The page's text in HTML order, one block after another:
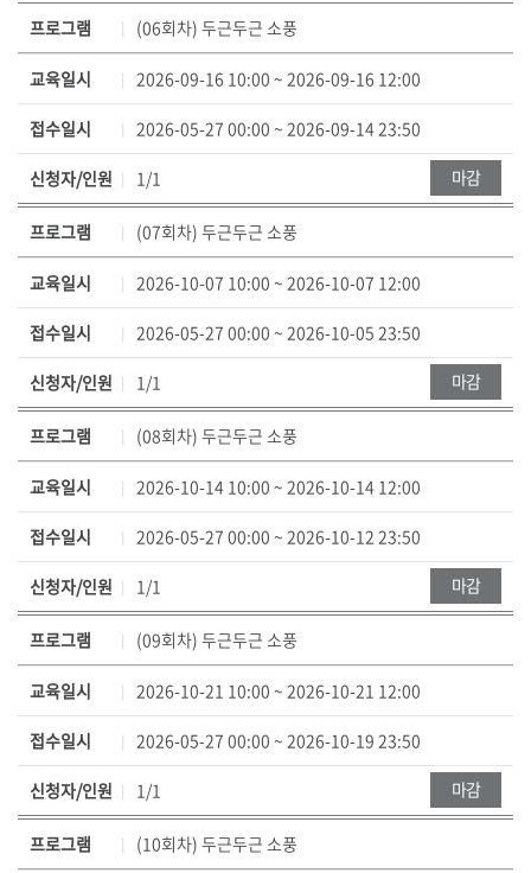
프로그램 (06회차) 두근두근 소풍
교육일시 2026-09-16 10:00 ~ 2026-09-16 12:00
접수일시 2026-05-27 00:00 ~ 2026-09-14 23:50
신청자/인원 1/1 마감
프로그램 (07회차) 두근두근 소풍
교육일시 2026-10-07 10:00 ~ 2026-10-07 12:00
접수일시 2026-05-27 00:00 ~ 2026-10-05 23:50
신청자/인원 1/1 마감
프로그램 (08회차) 두근두근 소풍
교육일시 2026-10-14 10:00 ~ 2026-10-14 12:00
접수일시 2026-05-27 00:00 ~ 2026-10-12 23:50
신청자/인원 1/1 마감
프로그램 (09회차) 두근두근 소풍
교육일시 2026-10-21 10:00 ~ 2026-10-21 12:00
접수일시 2026-05-27 00:00 ~ 2026-10-19 23:50
신청자/인원 1/1 마감
프로그램 (10회차) 두근두근 소풍